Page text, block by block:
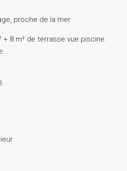
proche de la mer
+ 8 m² de terrasse vue piscine.